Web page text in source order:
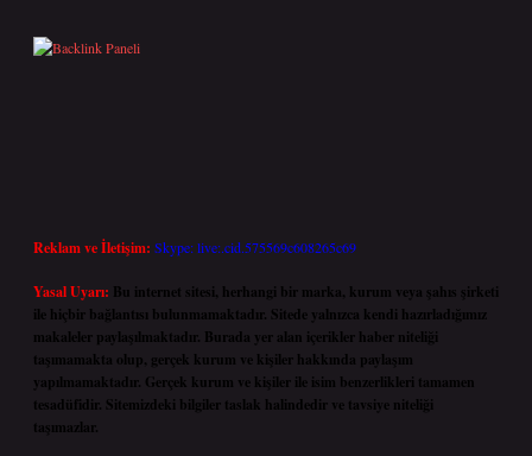
Reklam ve İletişim: Skype: live:.cid.575569c608265c69
Yasal Uyarı: Bu internet sitesi, herhangi bir marka, kurum veya şahıs şirketi
ile hiçbir bağlantısı bulunmamaktadır. Sitede yalnızca kendi hazırladığımız
makaleler paylaşılmaktadır. Burada yer alan içerikler haber niteliği
taşımamakta olup, gerçek kurum ve kişiler hakkında paylaşım
yapılmamaktadır. Gerçek kurum ve kişiler ile isim benzerlikleri tamamen
tesadüfidir. Sitemizdeki bilgiler taslak halindedir ve tavsiye niteliği
taşımazlar.